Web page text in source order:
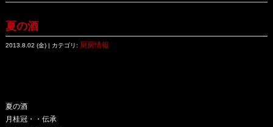
夏の酒
2013.8.02 (金) | カテゴリ: 厨厨情報
夏の酒
月桂冠・・伝承